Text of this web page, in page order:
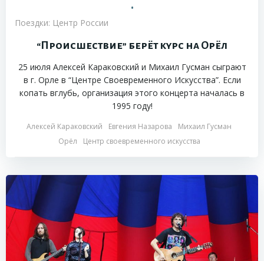
•
Поездки: Центр России
“Происшествие” берёт курс на Орёл
25 июля Алексей Караковский и Михаил Гусман сыграют
в г. Орле в “Центре Своевременного Искусства”. Если
копать вглубь, организация этого концерта началась в
1995 году!
Алексей Караковский Евгения Назарова
Михаил Гусман
Орёл
Центр своевременного искусства